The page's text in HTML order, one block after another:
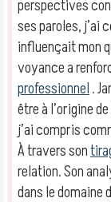
perspectives
ses paroles, j’ai
influençait mon
voyance a
professionnel.
être à l’origine
j’ai compris
À travers son
relation. Son
dans le domaine